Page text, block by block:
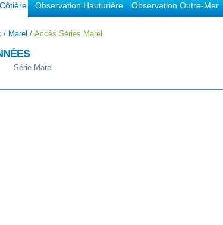
Observation Hauturière Observation Outre-Mer
/ Marel /Accès Séries Marel
Série Marel